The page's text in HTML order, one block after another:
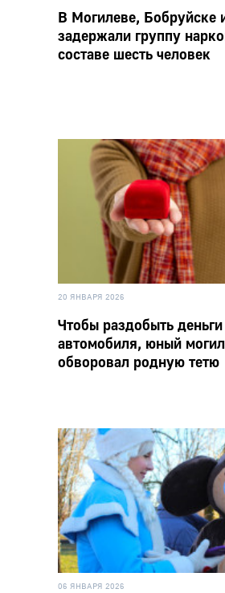
В Могилеве, Бобруйске
задержали группу
составе шесть человек
20 ЯНВАРЯ 2026
Чтобы раздобыть
автомобиля, юный
обворовал родную тетю
06 ЯНВАРЯ 2026